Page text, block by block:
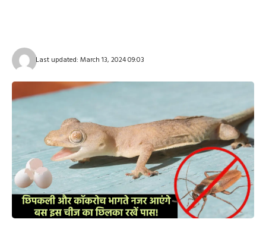
Last updated: March 13, 2024 09:03